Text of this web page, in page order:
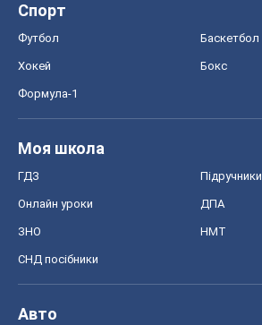
Спорт
Футбол Баскетбол
Хокей Бокс
Формула-1
Моя школа
ГДЗ Підручники
Онлайн уроки ДПА
ЗНО НМТ
СНД посібники
Авто